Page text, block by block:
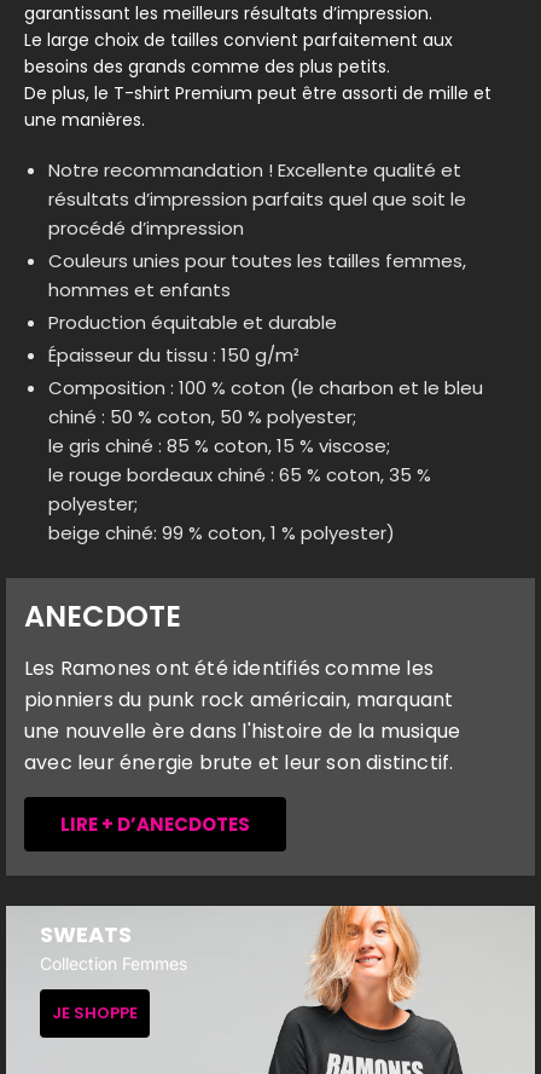
garantissant les meilleurs résultats d’impression.
Le large choix de tailles convient parfaitement aux
besoins des grands comme des plus petits.
De plus, le T-shirt Premium peut être assorti de mille et
une manières.
Notre recommandation ! Excellente qualité et
résultats d’impression parfaits quel que soit le
procédé d’impression
Couleurs unies pour toutes les tailles femmes,
hommes et enfants
Production équitable et durable
Épaisseur du tissu : 150 g/m²
Composition : 100 % coton (le charbon et le bleu
chiné : 50 % coton, 50 % polyester;
le gris chiné : 85 % coton, 15 % viscose;
le rouge bordeaux chiné : 65 % coton, 35 %
polyester;
beige chiné: 99 % coton, 1 % polyester)
ANECDOTE
Les Ramones ont été identifiés comme les
pionniers du punk rock américain, marquant
une nouvelle ère dans l'histoire de la musique
avec leur énergie brute et leur son distinctif.
LIRE + D’ANECDOTES
SWEATS
Collection Femmes
JE SHOPPE